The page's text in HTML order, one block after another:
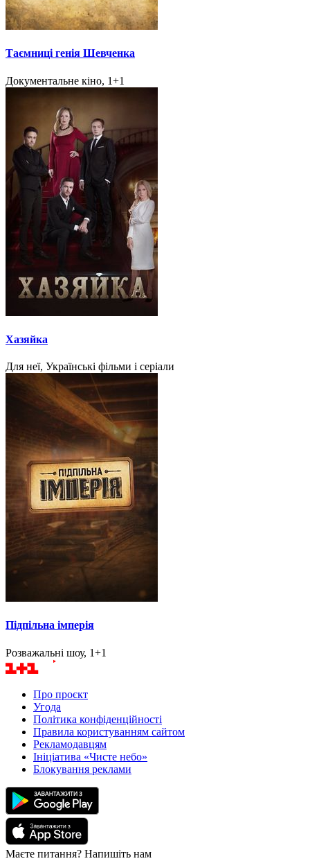
Таємниці генія Шевченка
Документальне кіно, 1+1
Хазяйка
Для неї, Українські фільми і серіали
Підпільна імперія
Розважальні шоу, 1+1
Про проєкт
Угода
Політика конфіденційності
Правила користуванням сайтом
Рекламодавцям
Ініціатива «Чисте небо»
Блокування реклами
Маєте питання? Напишіть нам